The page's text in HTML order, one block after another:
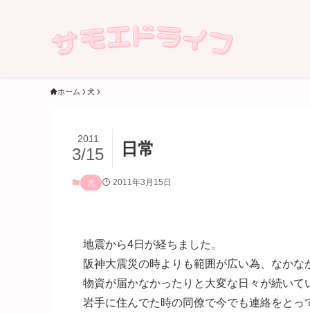
ホーム 犬
日常
2011
3/15
犬 2011年3月15日
地震から4日が経ちました。
阪神大震災の時よりも範囲が広い為、なかな
物資が届かなかったりと大変な日々が続いて
岩手に住んでた時の同僚で今でも連絡をとっ